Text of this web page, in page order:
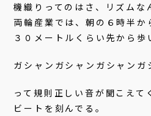
機織りってのはさ、リズムな
両輪産業では、朝の６時半か
３０メートルくらい先から歩
ガシャンガシャンガシャンガ
って規則正しい音が聞こえて
ビートを刻んでる。